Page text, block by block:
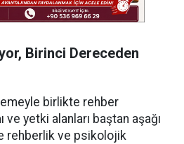
Birinci Dereceden
birlikte rehber
ve yetki alanları baştan aşağı
rehberlik ve psikolojik